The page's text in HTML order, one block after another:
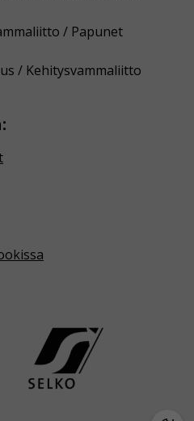
/ Papunet
/ Kehitysvammaliitto